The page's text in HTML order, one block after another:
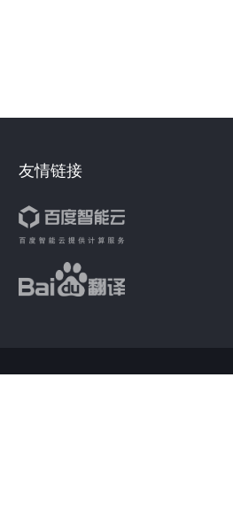
友情链接